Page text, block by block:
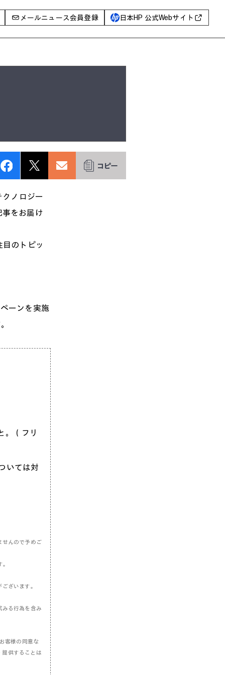
一覧
メールニュース会員登録 日本HP 公式Webサイト
クノロジー
事をお届け
のトピッ
ーンを実施
。（フリ
いては対
せんので予めご
ざいます。
る行為を含み
客様の同意な
提供することは